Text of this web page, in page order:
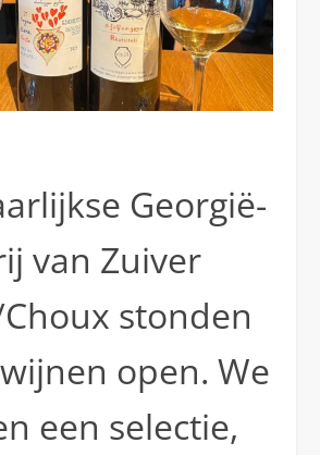
Georgië-
van Zuiver
stonden
wijnen open. We
een selectie,